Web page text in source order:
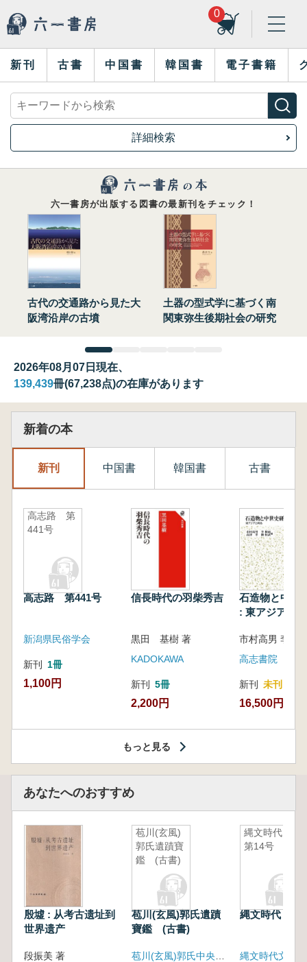
0
新刊 古書 中国書 韓国書 電子書籍
詳細検索
六一書房が出版する図書の最新刊をチェック！
古代の交通路から見た大
阪湾沿岸の古墳
土器の型式学に基づく南
関東弥生後期社会の研究
2026年08月07日現在、
139,439冊(67,238点)の在庫があります
新着の本
新刊 中国書 韓国書 古書
高志路 第
441号
高志路 第441号
新潟県民俗学会
新刊 1冊
1,100円
信長時代の羽柴秀吉
黒田 基樹 著
KADOKAWA
新刊 5冊
2,200円
石造物と中世
: 東アジアと
高志書院
新刊 未刊
16,500円
もっと見る
あなたへのおすすめ
殷墟 : 从考古遗址到
世界遗产
段振美 著
苞川(玄風)
郭氏遺蹟寶
鑑 (古書)
苞川(玄風)郭氏遺蹟
寶鑑 (古書)
縄文時代
第14号
縄文時代 第
縄文時代文化